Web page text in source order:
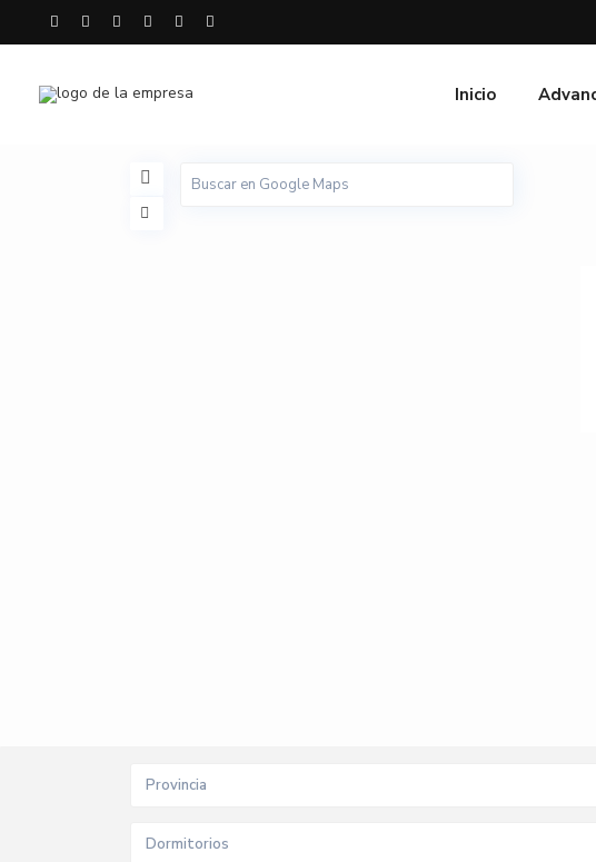
Inicio
Provincia
Dormitorios